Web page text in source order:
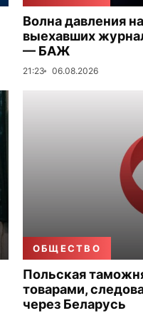
Волна давления
выехавших
— БАЖ
21:23 06.08.2026
ОБЩЕСТВО
Польская
товарами,
через Беларусь